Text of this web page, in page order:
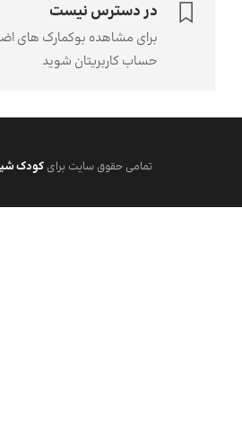
در دسترس نیست
برای مشاهده بوکمارک های
حساب کاربریتان شوید
تمامی حقوق سایت برایکودک